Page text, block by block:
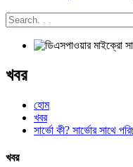
খবর
হোম
খবর
সার্ভো কী? সার্ভোর সাথে
খবর